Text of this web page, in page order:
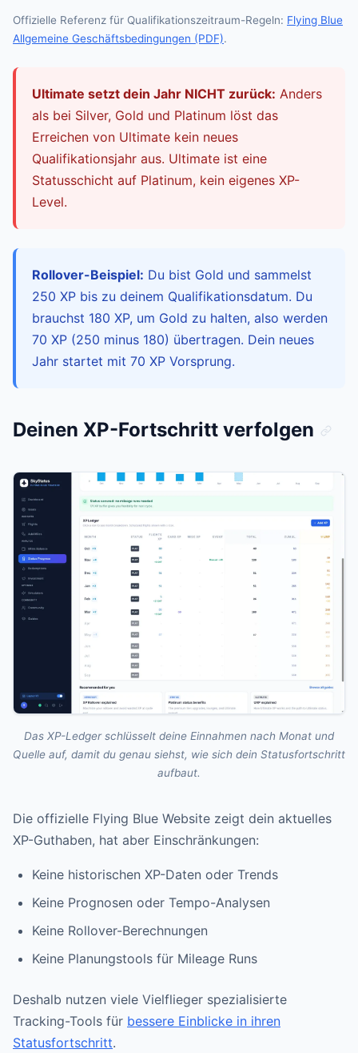
Offizielle Referenz für Qualifikationszeitraum-Regeln: Flying Blue
Allgemeine Geschäftsbedingungen (PDF).
Ultimate setzt dein Jahr NICHT zurück: Anders
als bei Silver, Gold und Platinum löst das
Erreichen von Ultimate kein neues
Qualifikationsjahr aus. Ultimate ist eine
Statusschicht auf Platinum, kein eigenes XP-
Level.
Rollover-Beispiel: Du bist Gold und sammelst
250 XP bis zu deinem Qualifikationsdatum. Du
brauchst 180 XP, um Gold zu halten, also werden
70 XP (250 minus 180) übertragen. Dein neues
Jahr startet mit 70 XP Vorsprung.
Deinen XP-Fortschritt verfolgen
Das XP-Ledger schlüsselt deine Einnahmen nach Monat und
Quelle auf, damit du genau siehst, wie sich dein Statusfortschritt
aufbaut.
Die offizielle Flying Blue Website zeigt dein aktuelles
XP-Guthaben, hat aber Einschränkungen:
Keine historischen XP-Daten oder Trends
Keine Prognosen oder Tempo-Analysen
Keine Rollover-Berechnungen
Keine Planungstools für Mileage Runs
Deshalb nutzen viele Vielflieger spezialisierte
Tracking-Tools für bessere Einblicke in ihren
Statusfortschritt.